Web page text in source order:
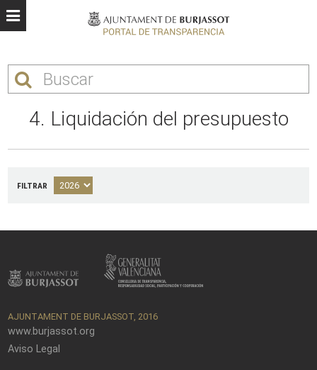
4. Liquidación del presupuesto
FILTRAR
AJUNTAMENT DE BURJASSOT, 2016
www.burjassot.org
Aviso Legal